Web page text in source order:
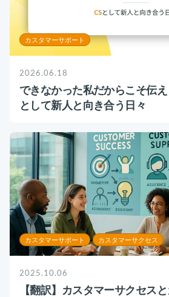
カスタマーサポート
2026.06.18
できなかった私だからこそ伝
として新人と向き合う日々
カスタマーサポート カスタマーサクセス
2025.10.06
【翻訳】カスタマーサクセス